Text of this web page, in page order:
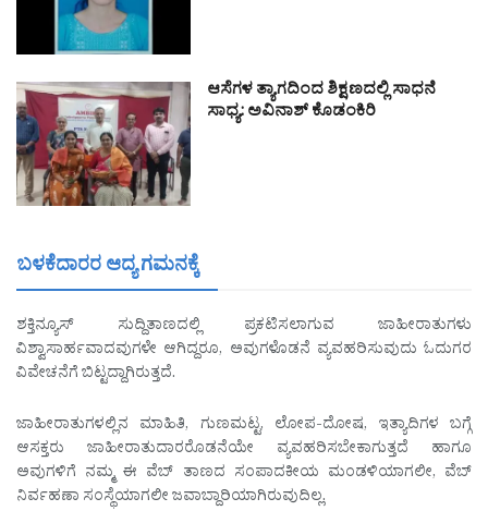
ಆಸೆಗಳ ತ್ಯಾಗದಿಂದ ಶಿಕ್ಷಣದಲ್ಲಿ ಸಾಧನೆ
ಸಾಧ್ಯ: ಅವಿನಾಶ್ ಕೊಡಂಕಿರಿ
ಬಳಕೆದಾರರ ಆದ್ಯ ಗಮನಕ್ಕೆ
ಶಕ್ತಿನ್ಯೂಸ್ ಸುದ್ದಿತಾಣದಲ್ಲಿ ಪ್ರಕಟಿಸಲಾಗುವ ಜಾಹೀರಾತುಗಳು
ವಿಶ್ವಾಸಾರ್ಹವಾದವುಗಳೇ ಆಗಿದ್ದರೂ, ಅವುಗಳೊಡನೆ ವ್ಯವಹರಿಸುವುದು ಓದುಗರ
ವಿವೇಚನೆಗೆ ಬಿಟ್ಟದ್ದಾಗಿರುತ್ತದೆ.
ಜಾಹೀರಾತುಗಳಲ್ಲಿನ ಮಾಹಿತಿ, ಗುಣಮಟ್ಟ, ಲೋಪ-ದೋಷ, ಇತ್ಯಾದಿಗಳ ಬಗ್ಗೆ
ಆಸಕ್ತರು ಜಾಹೀರಾತುದಾರರೊಡನೆಯೇ ವ್ಯವಹರಿಸಬೇಕಾಗುತ್ತದೆ ಹಾಗೂ
ಅವುಗಳಿಗೆ ನಮ್ಮ ಈ ವೆಬ್ ತಾಣದ ಸಂಪಾದಕೀಯ ಮಂಡಳಿಯಾಗಲೀ, ವೆಬ್
ನಿರ್ವಹಣಾ ಸಂಸ್ಥೆಯಾಗಲೀ ಜವಾಬ್ದಾರಿಯಾಗಿರುವುದಿಲ್ಲ.